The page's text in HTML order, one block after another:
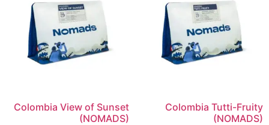
Colombia Tutti-Fruity
(NOMADS)
Colombia View of Sunset
(NOMADS)